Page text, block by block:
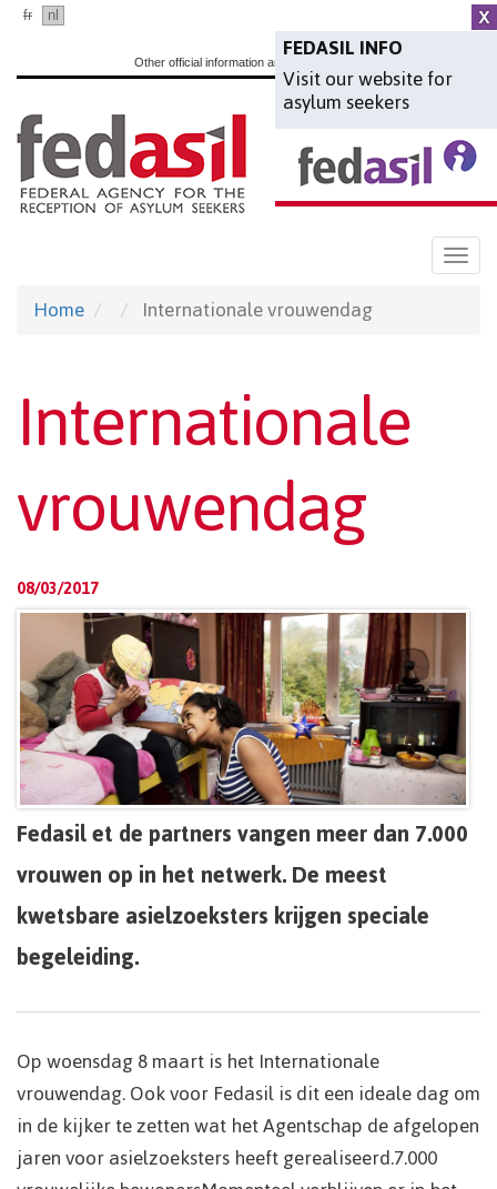
Skip
main
content
FEDASIL INFO
Visit our website for
asylum seekers
fr nl
Other official information and services:
Home Internationale vrouwendag
Internationale
vrouwendag
08/03/2017
Fedasil et de partners vangen meer dan 7.000
vrouwen op in het netwerk. De meest
kwetsbare asielzoeksters krijgen speciale
begeleiding.
Op woensdag 8 maart is het Internationale
vrouwendag. Ook voor Fedasil is dit een ideale dag om
in de kijker te zetten wat het Agentschap de afgelopen
jaren voor asielzoeksters heeft gerealiseerd.7.000